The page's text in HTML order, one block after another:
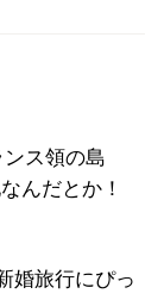
ス領の島
んだとか！
婚旅行にぴっ